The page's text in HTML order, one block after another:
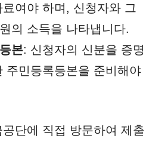
료여야 하며, 신청자와 그
의 소득을 나타냅니다.
본: 신청자의 신분을 증명
주민등록등본을 준비해야
단에 직접 방문하여 제출